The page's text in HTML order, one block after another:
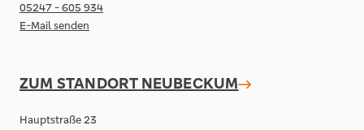
05247 - 605 934
E-Mail senden
ZUM STANDORT NEUBECKUM
Hauptstraße 23